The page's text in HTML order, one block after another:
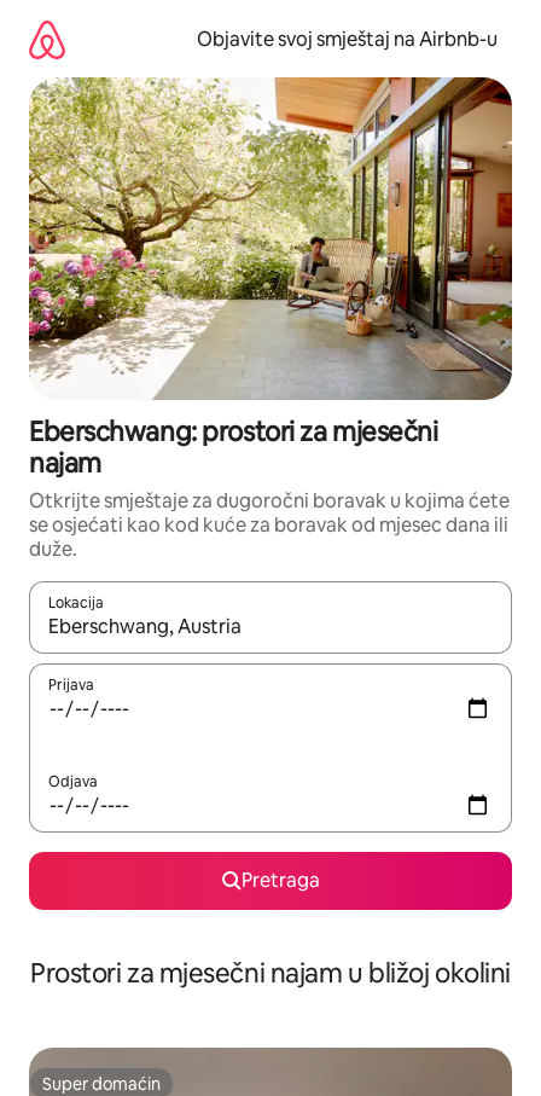
sadržaj
Objavite svoj smještaj na Airbnb-u
Eberschwang: prostori za mjesečni
najam
Otkrijte smještaje za dugoročni boravak u kojima ćete
se osjećati kao kod kuće za boravak od mjesec dana ili
duže.
Lokacija
Kad su rezultati dostupni, možete da se krećete kroz njih
Prijava
Odjava
Pretraga
Prostori za mjesečni najam u bližoj okolini
Super domaćin